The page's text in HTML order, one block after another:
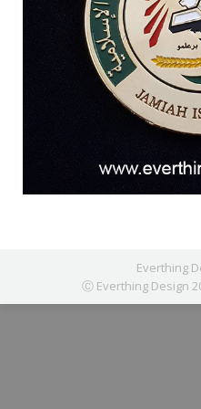
Everthing
Ⓒ Everthing Design